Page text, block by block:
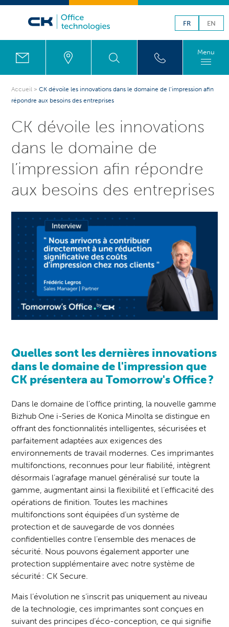
FR EN
Menu
Accueil >CK dévoile les innovations dans le domaine de l’impression afin
répondre aux besoins des entreprises
CK dévoile les innovations
dans le domaine de
l’impression afin répondre
aux besoins des entreprises
Quelles sont les dernières innovations
dans le domaine de l'impression que
CK présentera au Tomorrow's Office ?
Dans le domaine de l’office printing, la nouvelle gamme
Bizhub One i-Series de Konica Minolta se distingue en
offrant des fonctionnalités intelligentes, sécurisées et
parfaitement adaptées aux exigences des
environnements de travail modernes. Ces imprimantes
multifonctions, reconnues pour leur fiabilité, intègrent
désormais l’agrafage manuel généralisé sur toute la
gamme, augmentant ainsi la flexibilité et l’efficacité des
opérations de finition. Toutes les machines
multifonctions sont équipées d’un système de
protection et de sauvegarde de vos données
confidentielles contre l’ensemble des menaces de
sécurité. Nous pouvons également apporter une
protection supplémentaire avec notre système de
sécurité : CK Secure.
Mais l’évolution ne s’inscrit pas uniquement au niveau
de la technologie, ces imprimantes sont conçues en
suivant des principes d’éco-conception, ce qui signifie